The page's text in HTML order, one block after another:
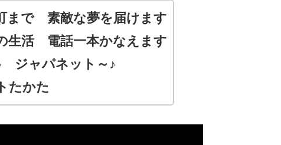
まで 素敵な夢を届けます
生活 電話一本かなえます
ジャパネット～♪
たかた